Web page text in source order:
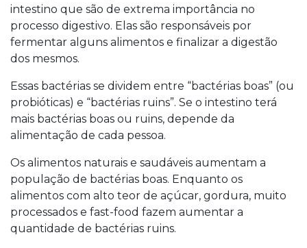
intestino que são de extrema importância no
processo digestivo. Elas são responsáveis por
fermentar alguns alimentos e finalizar a digestão
dos mesmos.
Essas bactérias se dividem entre “bactérias boas” (ou
probióticas) e “bactérias ruins”. Se o intestino terá
mais bactérias boas ou ruins, depende da
alimentação de cada pessoa.
Os alimentos naturais e saudáveis aumentam a
população de bactérias boas. Enquanto os
alimentos com alto teor de açúcar, gordura, muito
processados e fast-food fazem aumentar a
quantidade de bactérias ruins.